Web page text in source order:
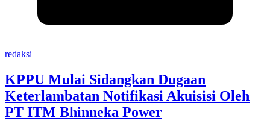
redaksi
KPPU Mulai Sidangkan Dugaan
Keterlambatan Notifikasi Akuisisi Oleh
PT ITM Bhinneka Power